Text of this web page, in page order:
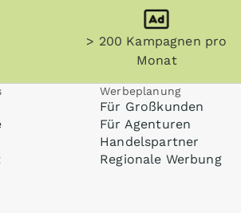
> 200 Kampagnen pro
Monat
Werbeplanung
Für Großkunden
Für Agenturen
Handelspartner
Regionale Werbung